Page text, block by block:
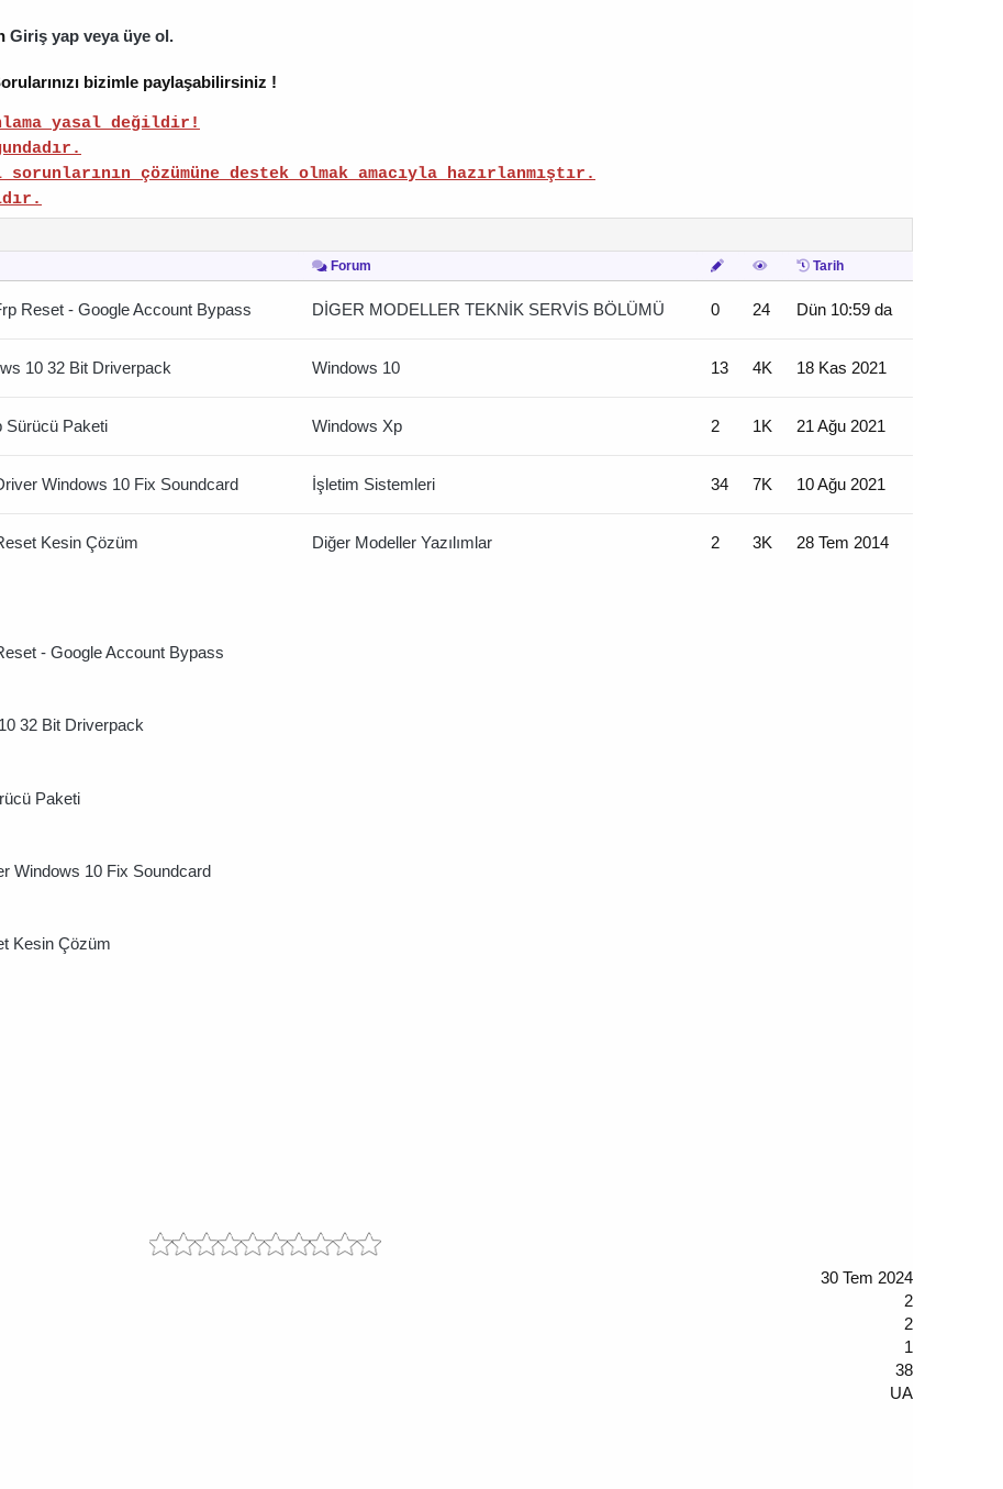
Giriş yap veya üye ol.
bizimle paylaşabilirsiniz !
yasal değildir!
çözümüne destek olmak amacıyla hazırlanmıştır.
Forum Tarih
Reset - Google Account Bypass DİGER MODELLER TEKNİK SERVİS BÖLÜMÜ 0 24 Dün 10:59 da
10 32 Bit Driverpack Windows 10 13 4K 18 Kas 2021
Sürücü Paketi Windows Xp 2 1K 21 Ağu 2021
Windows 10 Fix Soundcard İşletim Sistemleri 34 7K 10 Ağu 2021
Kesin Çözüm Diğer Modeller Yazılımlar 2 3K 28 Tem 2014
- Google Account Bypass
32 Bit Driverpack
Paketi
Windows 10 Fix Soundcard
Kesin Çözüm
30 Tem 2024
2
2
1
38
UA